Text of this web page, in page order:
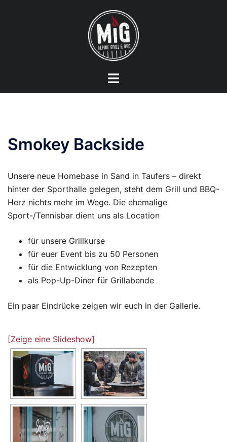
Menü
Smokey Backside
Unsere neue Homebase in Sand in Taufers – direkt
hinter der Sporthalle gelegen, steht dem Grill und BBQ-
Herz nichts mehr im Wege. Die ehemalige
Sport-/Tennisbar dient uns als Location
für unsere Grillkurse
für euer Event bis zu 50 Personen
für die Entwicklung von Rezepten
als Pop-Up-Diner für Grillabende
Ein paar Eindrücke zeigen wir euch in der Gallerie.
[Zeige eine Slideshow]